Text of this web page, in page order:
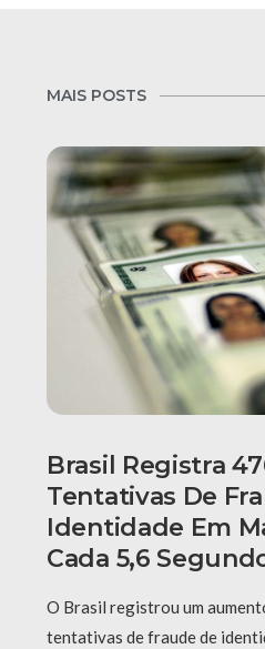
MAIS POSTS
Brasil Registra
Tentativas De
Identidade Em
Cada 5,6
O Brasil registrou um
tentativas de fraude de